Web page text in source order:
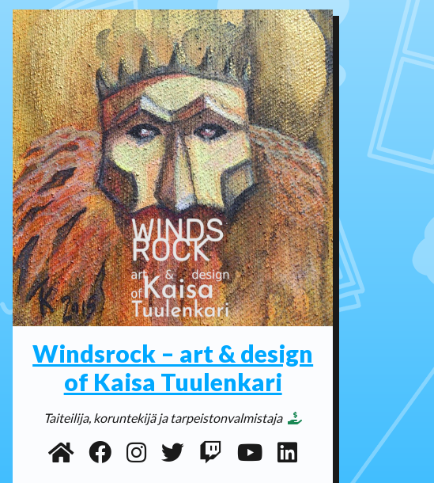
Windsrock – art & design
of Kaisa Tuulenkari
Taiteilija, koruntekijä ja tarpeistonvalmistaja